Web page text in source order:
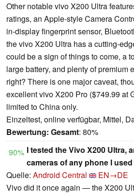
Other notable vivo X200 Ultra
ratings, an Apple-style Camera
in-display fingerprint sensor,
the vivo X200 Ultra has a cutting-
could be a sign of things to come, a
large battery, and plenty of premium
right? There is one major caveat,
excellent vivo X200 Pro ($749.99 at
limited to China only.
Einzeltest, online verfügbar, Mittel,
Bewertung: Gesamt: 80%
90% I tested the Vivo X200 Ultra,
cameras of any phone I
Quelle: Android Central
EN→DE
Vivo did it once again — the X200